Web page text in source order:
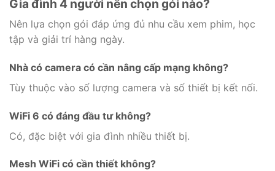
Gia đình 4 người nên chọn gói nào?
Nên lựa chọn gói đáp ứng đủ nhu cầu xem phim, học
tập và giải trí hàng ngày.
Nhà có camera có cần nâng cấp mạng không?
Tùy thuộc vào số lượng camera và số thiết bị kết nối.
WiFi 6 có đáng đầu tư không?
Có, đặc biệt với gia đình nhiều thiết bị.
Mesh WiFi có cần thiết không?